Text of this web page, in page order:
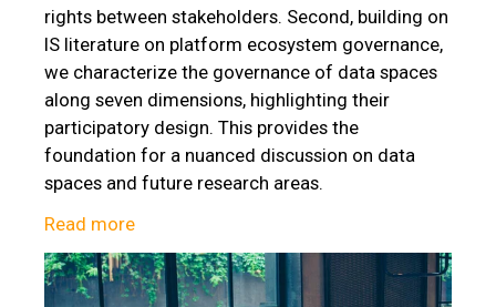
rights between stakeholders. Second, building on
IS literature on platform ecosystem governance,
we characterize the governance of data spaces
along seven dimensions, highlighting their
participatory design. This provides the
foundation for a nuanced discussion on data
spaces and future research areas.
Read more